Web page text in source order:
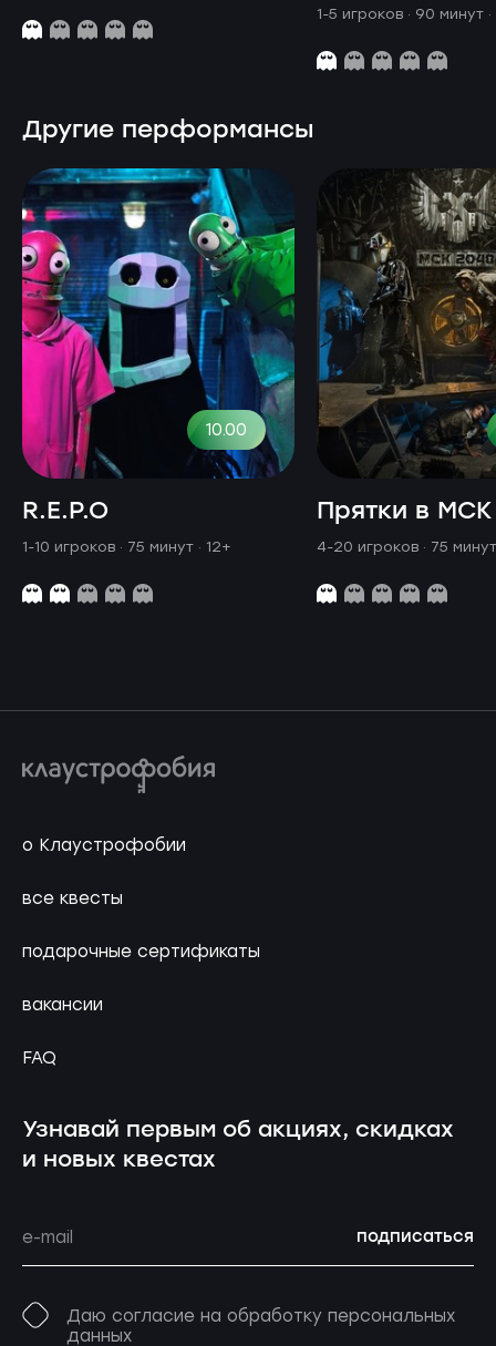
1-5 игроков · 90 минут
Другие перформансы
10.00
R.E.P.O
1-10 игроков · 75 минут · 12+
Прятки в
4-20 игроков · 75
о Клаустрофобии
все квесты
подарочные сертификаты
вакансии
FAQ
Узнавай первым об акциях, скидках
и новых квестах
подписаться
Даю согласие на обработку персональных
данных